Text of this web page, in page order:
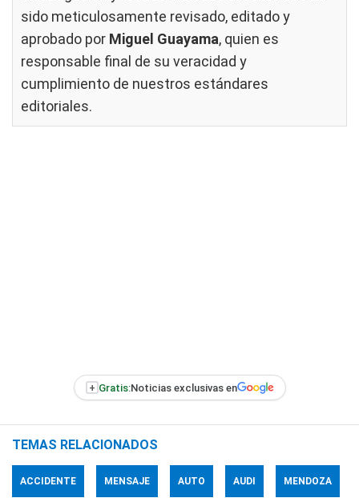
sido meticulosamente revisado, editado y
aprobado por Miguel Guayama, quien es
responsable final de su veracidad y
cumplimiento de nuestros estándares
editoriales.
+ Gratis:Noticias exclusivas en
TEMAS RELACIONADOS
ACCIDENTE MENSAJE AUTO AUDI MENDOZA